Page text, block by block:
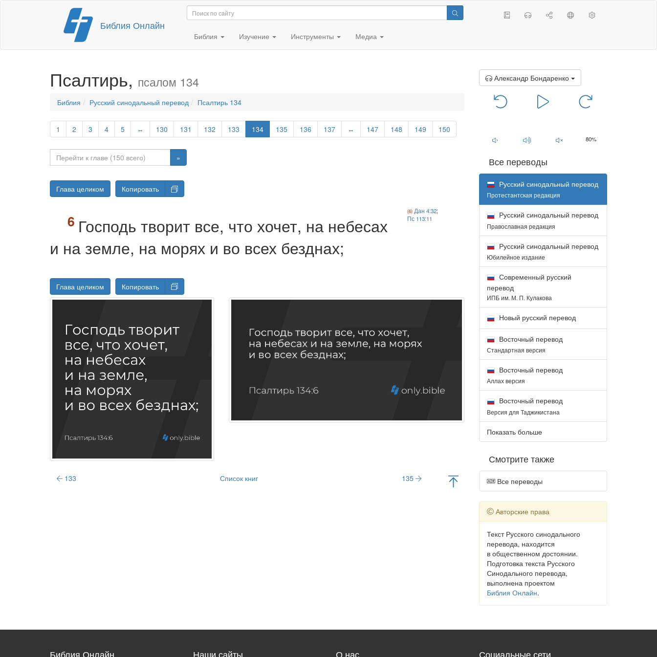
Перейти
содержимому
Библия Онлайн
Библия Изучение Инструменты Медиа
Псалтирь, псалом 134
Библия Русский синодальный перевод Псалтирь 134
1 2 3 4 5 ↔ 130 131 132 133 134 135 136 137 ↔ 147 148 149 150
»
Глава целиком Копировать
Господь творит все, что хочет, на небесах
и на земле, на морях и во всех безднах;
Дан 4:32;
Пс 113:11
Глава целиком Копировать
133 Список книг 135
Александр Бондаренко
80%
Все переводы
Русский синодальный перевод
Протестантская редакция
Русский синодальный перевод
Православная редакция
Русский синодальный перевод
Юбилейное издание
Современный русский
перевод
ИПБ им. М. П. Кулакова
Новый русский перевод
Восточный перевод
Стандартная версия
Восточный перевод
Аллах версия
Восточный перевод
Версия для Таджикистана
Показать больше
Смотрите также
Все переводы
Авторские права
Текст Русского синодального
перевода, находится
в общественном достоянии.
Подготовка текста Русского
Синодального перевода,
выполнена проектом
Библия Онлайн.
Библия Онлайн Наши сайты О нас Социальные сети